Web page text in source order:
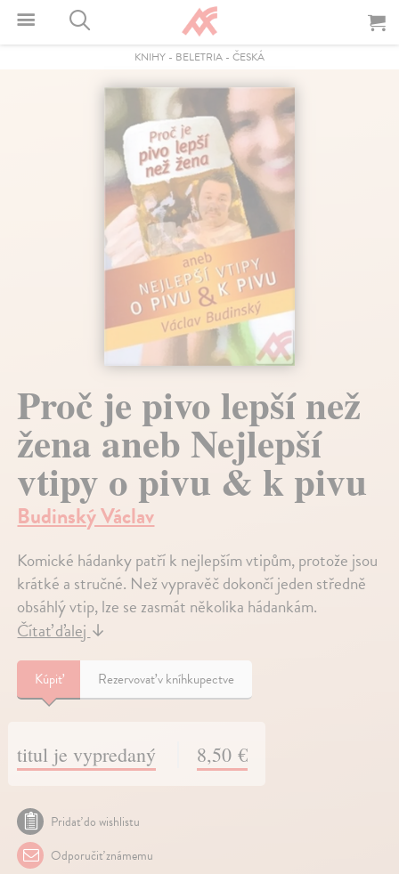
KNIHY - BELETRIA - ČESKÁ
Proč je pivo lepší než
žena aneb Nejlepší
vtipy o pivu & k pivu
Budinský Václav
Komické hádanky patří k nejlepším vtipům, protože jsou
krátké a stručné. Než vypravěč dokončí jeden středně
obsáhlý vtip, lze se zasmát několika hádankám.
Čítať ďalej↓
Kúpiť Rezervovať v kníhkupectve
titul je vypredaný 8,50 €
Pridať do wishlistu
Odporučiť známemu